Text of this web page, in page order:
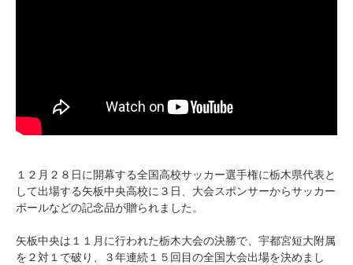
１２月２８日に開幕する全国高校サッカー選手権に栃木県代表と
して出場する矢板中央高校に３日、大会スポンサーからサッカー
ボールなどの記念品が贈られました。
矢板中央は１１月に行われた栃木大会の決勝で、宇都宮短大附属
を２対１で破り、３年連続１５回目の全国大会出場を決めまし